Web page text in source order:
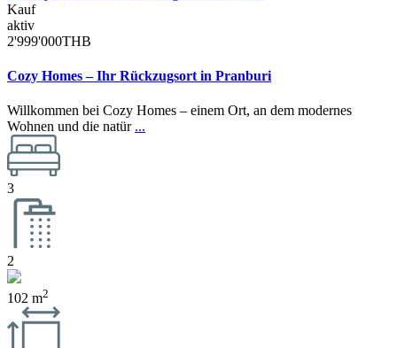
Kauf
aktiv
2'999'000THB
Cozy Homes – Ihr Rückzugsort in Pranburi
Willkommen bei Cozy Homes – einem Ort, an dem modernes
Wohnen und die natür ...
3
2
102 m2